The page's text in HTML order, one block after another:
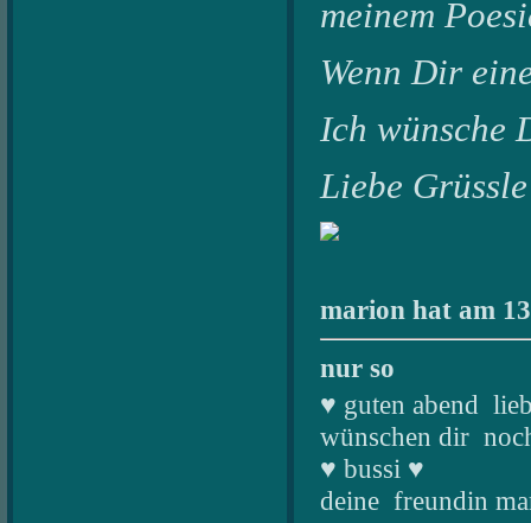
meinem
Wenn Dir
Ich wünsche
Liebe
marion hat am
nur so
♥ guten abend
wünschen dir
♥ bussi ♥
deine freundin